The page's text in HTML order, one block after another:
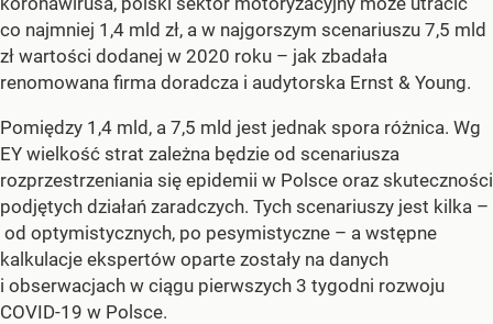
co najmniej 1,4 mld zł, a w najgorszym scenariuszu 7,5 mld
zł wartości dodanej w 2020 roku – jak zbadała
renomowana firma doradcza i audytorska Ernst & Young.
Pomiędzy 1,4 mld, a 7,5 mld jest jednak spora różnica. Wg
EY wielkość strat zależna będzie od scenariusza
rozprzestrzeniania się epidemii w Polsce oraz skuteczności
podjętych działań zaradczych. Tych scenariuszy jest kilka –
od optymistycznych, po pesymistyczne – a wstępne
kalkulacje ekspertów oparte zostały na danych
i obserwacjach w ciągu pierwszych 3 tygodni rozwoju
COVID-19 w Polsce.